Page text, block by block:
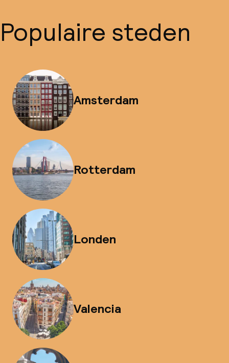
Populaire steden
Amsterdam
Rotterdam
Londen
Valencia